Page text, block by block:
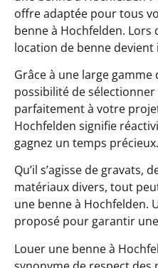
offre adaptée pour tous
benne à Hochfelden. Lors
location de benne devient
Grâce à une large gamme
possibilité de
parfaitement à votre
Hochfelden signifie
gagnez un temps précieux.
Qu’il s’agisse de gravats,
matériaux divers, tout
une benne à Hochfelden.
proposé pour garantir
Louer une benne à